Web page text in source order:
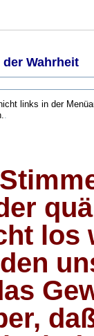
der Wahrheit
links in der
los